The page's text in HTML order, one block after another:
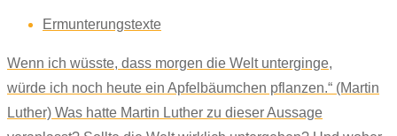
Ermunterungstexte
Wenn ich wüsste, dass morgen die Welt unterginge,
würde ich noch heute ein Apfelbäumchen pflanzen.“ (Martin
Luther) Was hatte Martin Luther zu dieser Aussage